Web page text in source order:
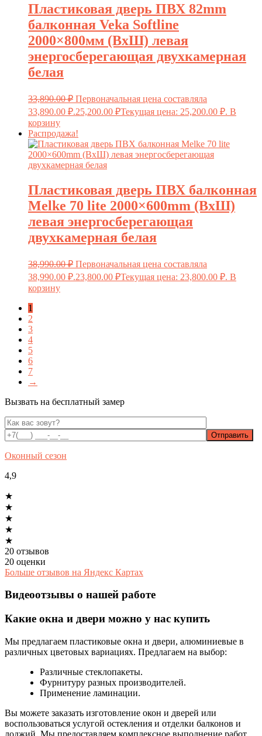
Пластиковая дверь ПВХ 82mm
балконная Veka Softline
2000×800мм (ВхШ) левая
энергосберегающая двухкамерная
белая
33,890.00₽ Первоначальная цена составляла
33,890.00 ₽.25,200.00 ₽Текущая цена: 25,200.00 ₽. В
корзину
Распродажа!
Пластиковая дверь ПВХ балконная
Melke 70 lite 2000×600mm (ВхШ)
левая энергосберегающая
двухкамерная белая
38,990.00₽ Первоначальная цена составляла
38,990.00 ₽.23,800.00 ₽Текущая цена: 23,800.00 ₽. В
корзину
1
2
3
4
5
6
7
→
Вызвать на бесплатный замер
Оконный сезон
4,9
★
★
★
★
★
20 отзывов
20 оценки
Больше отзывов на Яндекс Картах
Видеоотзывы о нашей работе
Какие окна и двери можно у нас купить
Мы предлагаем пластиковые окна и двери, алюминиевые в
различных цветовых вариациях. Предлагаем на выбор:
Различные стеклопакеты.
Фурнитуру разных производителей.
Применение ламинации.
Вы можете заказать изготовление окон и дверей или
воспользоваться услугой остекления и отделки балконов и
лоджий. Мы предоставляем комплексное выполнение работ,